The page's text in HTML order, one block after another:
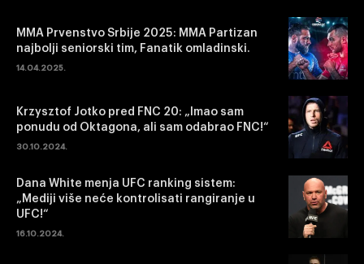
MMA Prvenstvo Srbije 2025: MMA Partizan
najbolji seniorski tim, Fanatik omladinski.
14.04.2025.
Krzysztof Jotko pred FNC 20: „Imao sam
ponudu od Oktagona, ali sam odabrao FNC!“
30.10.2024.
Dana White menja UFC ranking sistem:
„Mediji više neće kontrolisati rangiranje u
UFC!“
16.10.2024.